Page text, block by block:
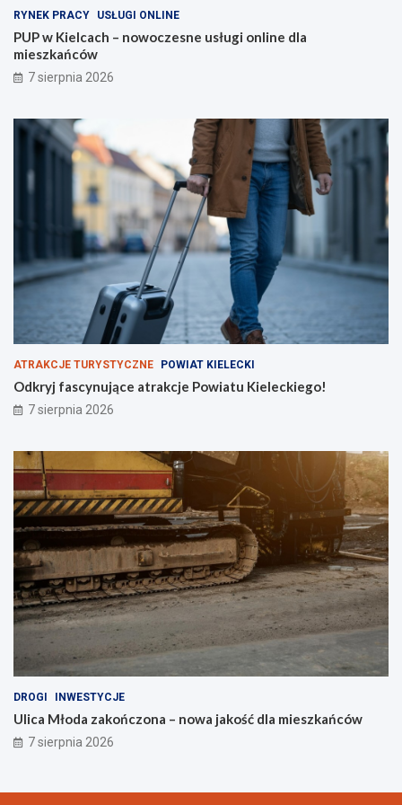
a
d
y
Ś
w
t
i
e
j
s
z
k
a
ń
w
RYNEK PRACY USŁUGI ONLINE
PUP w Kielcach – nowoczesne usługi online dla
mieszkańców
7 sierpnia 2026
ATRAKCJE TURYSTYCZNE POWIAT KIELECKI
Odkryj fascynujące atrakcje Powiatu Kieleckiego!
7 sierpnia 2026
DROGI INWESTYCJE
Ulica Młoda zakończona – nowa jakość dla mieszkańców
7 sierpnia 2026